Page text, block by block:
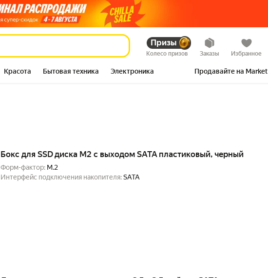
Призы
Колесо призов Заказы Избранное
Красота Бытовая техника Электроника Продавайте на Market
Бокс для SSD диска M2 с выходом SATA пластиковый, черный
Форм-фактор: M.2
Интерфейс подключения накопителя:SATA